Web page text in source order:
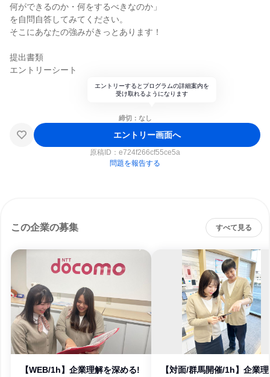
何ができるのか・何をするべきなのか」
を自問自答してみてください。
そこにあなたの強みがきっとあります！
提出書類
エントリーシート
エントリーするとプログラムの詳細案内を
受け取れるようになります
締切：なし
エントリー画面へ
原稿ID： e724f266cf55ce5a
問題を報告する
この企業の募集 すべて見る
【WEB/1h】企業理解を深める!
【対面/群馬開催/1h】企業